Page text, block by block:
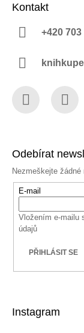
Kontakt
+420
Odebírat
Nezmeškejte
E-mail
Vložením e-mailu
údajů
PŘIHLÁSIT SE
Instagram